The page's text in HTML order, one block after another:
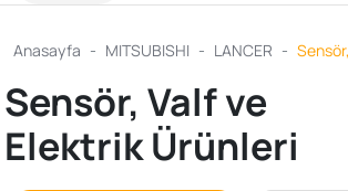
Anasayfa MITSUBISHI LANCER
Sensör, Valf ve
Elektrik Ürünleri